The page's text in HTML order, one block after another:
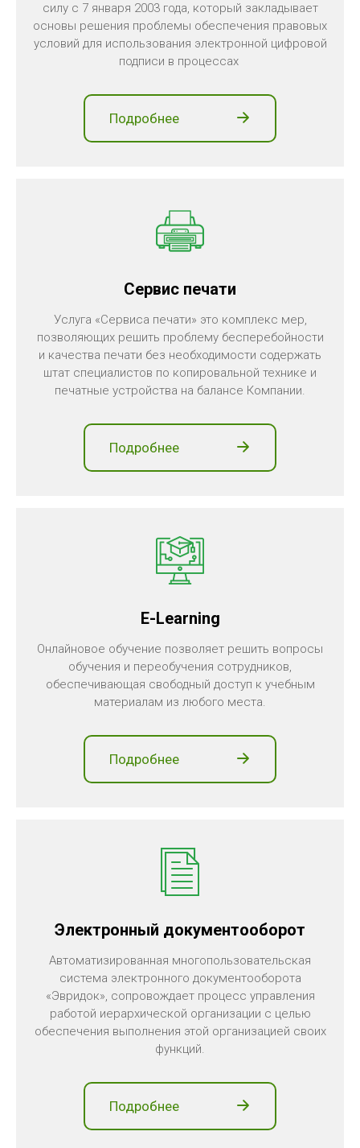
силу с 7 января 2003 года, который закладывает
основы решения проблемы обеспечения правовых
условий для использования электронной цифровой
подписи в процессах
Подробнее
Сервис печати
Услуга «Сервиса печати» это комплекс мер,
позволяющих решить проблему бесперебойности
и качества печати без необходимости содержать
штат специалистов по копировальной технике и
печатные устройства на балансе Компании.
Подробнее
E-Learning
Онлайновое обучение позволяет решить вопросы
обучения и переобучения сотрудников,
обеспечивающая свободный доступ к учебным
материалам из любого места.
Подробнее
Электронный документооборот
Автоматизированная многопользовательская
система электронного документооборота
«Эвридок», сопровождает процесс управления
работой иерархической организации с целью
обеспечения выполнения этой организацией своих
функций.
Подробнее